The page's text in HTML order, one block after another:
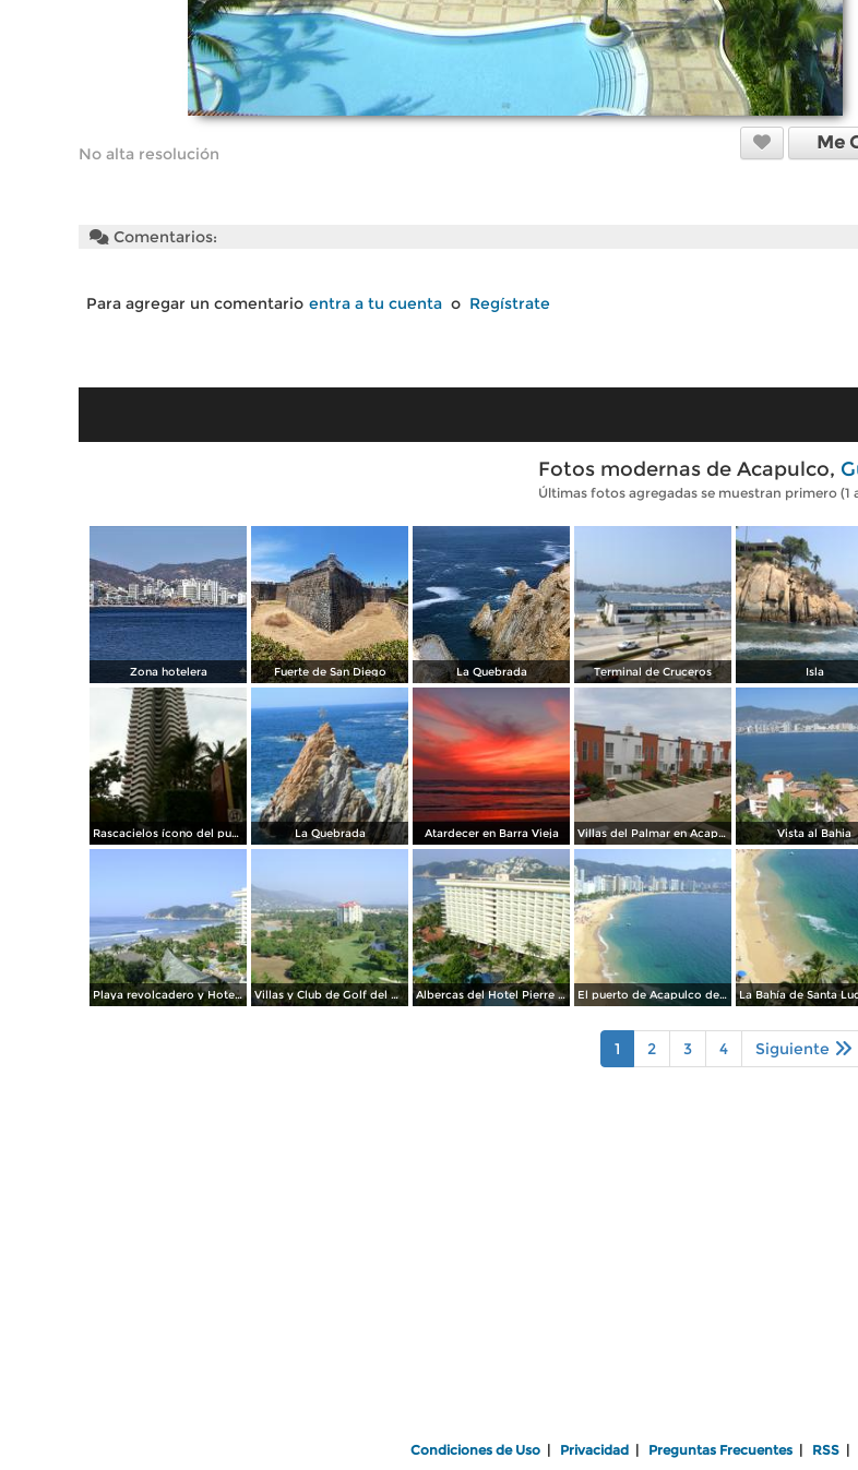
No alta resolución
Me
Comentarios:
Para agregar un comentario entra a tu cuenta o Regístrate
Fotos modernas de Acapulco,
Últimas fotos agregadas se muestran primero (1
Zona hotelera Fuerte de San Diego La Quebrada Terminal de Cruceros Isla
Rascacielos ícono del puerto. Diciembre/2014 La Quebrada Atardecer en Barra Vieja Villas del Palmar en Acapulco, Guerrero. Julio/2013 Vista al Bahia
Playa revolcadero y Hotel Pierre Marqués. Acapulco, Gro. Villas y Club de Golf del Hotel Fairmont Acapulco Princess. Edo. de Guerrero Albercas del Hotel Pierre Marqués y al fondo Punta Diamante. Acapulco, Gro El puerto de Acapulco desde el Hotel Fiesta Inn. Edo. de Guerrero
1 2 3 4 Siguiente
Condiciones de Uso Privacidad Preguntas Frecuentes RSS